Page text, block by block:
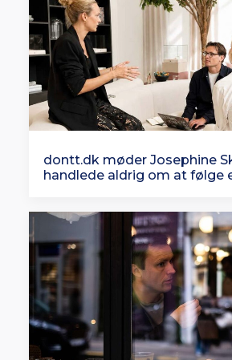
dontt.dk møder Josephine
handlede aldrig om at følge